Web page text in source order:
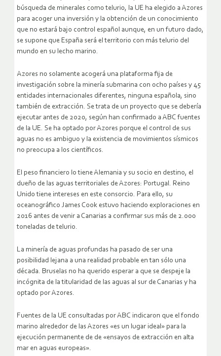
búsqueda de minerales como telurio, la UE ha elegido a Azores
para acoger una inversión y la obtención de un conocimiento
que no estará bajo control español aunque, en un futuro dado,
se supone que España será el territorio con más telurio del
mundo en su lecho marino.
Azores no solamente acogerá una plataforma fija de
investigación sobre la minería submarina con ocho países y 45
entidades internacionales diferentes, ninguna española, sino
también de extracción. Se trata de un proyecto que se debería
ejecutar antes de 2020, según han confirmado a ABC fuentes
de la UE. Se ha optado por Azores porque el control de sus
aguas no es ambiguo y la existencia de movimientos sísmicos
no preocupa a los científicos.
El peso financiero lo tiene Alemania y su socio en destino, el
dueño de las aguas territoriales de Azores: Portugal. Reino
Unido tiene intereses en este consorcio. Para ello, su
oceanográfico James Cook estuvo haciendo exploraciones en
2016 antes de venir a Canarias a confirmar sus más de 2.000
toneladas de telurio.
La minería de aguas profundas ha pasado de ser una
posibilidad lejana a una realidad probable en tan sólo una
década. Bruselas no ha querido esperar a que se despeje la
incógnita de la titularidad de las aguas al sur de Canarias y ha
optado por Azores.
Fuentes de la UE consultadas por ABC indicaron que el fondo
marino alrededor de las Azores «es un lugar ideal» para la
ejecución permanente de de «ensayos de extracción en alta
mar en aguas europeas».